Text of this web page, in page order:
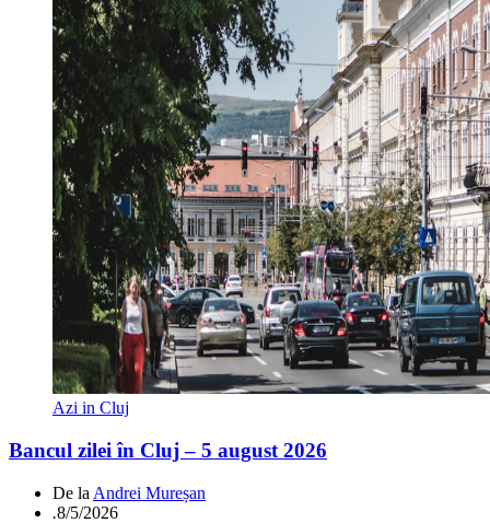
Azi in Cluj
Bancul zilei în Cluj – 5 august 2026
De la Andrei Mureșan
.8/5/2026